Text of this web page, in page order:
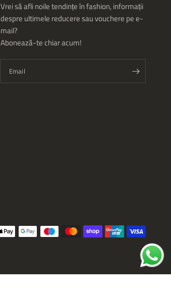
Vrei să afli noile tendințe în fashion, informații
despre ultimele reducere sau vouchere pe e-
mail?
Abonează-te chiar acum!
Email